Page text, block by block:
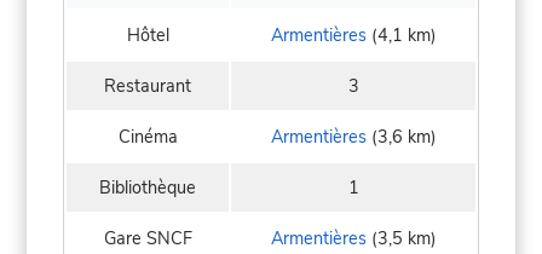
Hôtel Armentières(4,1 km)
Restaurant 3
Cinéma Armentières(3,6 km)
Bibliothèque 1
Gare SNCF Armentières(3,5 km)